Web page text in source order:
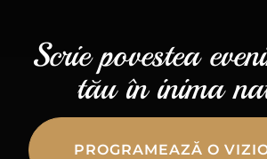
Scrie povestea
tău în inima
PROGRAMEAZĂ O